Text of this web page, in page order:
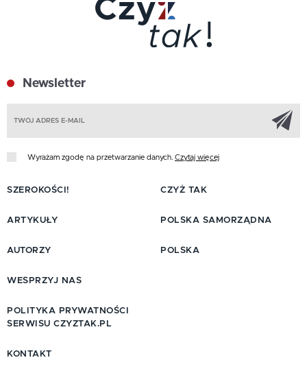
Newsletter
Wyrażam zgodę na przetwarzanie danych. Czytaj więcej
SZEROKOŚCI!
ARTYKUŁY
AUTORZY
CZYŻ TAK
POLSKA SAMORZĄDNA
POLSKA
WESPRZYJ NAS
POLITYKA PRYWATNOŚCI
SERWISU CZYZTAK.PL
KONTAKT